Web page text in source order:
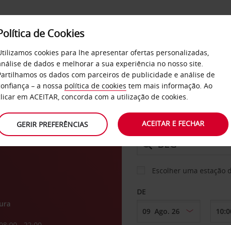
SERVIÇOS EMPRESAS
de
CARRO
LEVANTAR EM
Escolher uma estação
DE
de Cookies
cookies para lhe apresentar ofertas personalizadas,
de dados e melhorar a sua experiência no nosso site.
os dados com parceiros de publicidade e análise de
– a nossa política de cookies tem mais informação. Ao
em ACEITAR, concorda com a utilização de cookies.
GERIR PREFERÊNCIAS ACEITAR E FECHAR